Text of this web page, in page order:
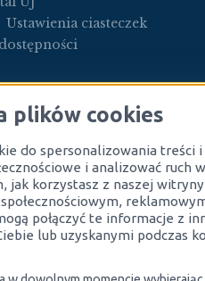
Ustawienia ciasteczek
plików cookies
do spersonalizowania treści
i analizować ruch
jak korzystasz z naszej
połączyć te informacje z
lub uzyskanymi podczas